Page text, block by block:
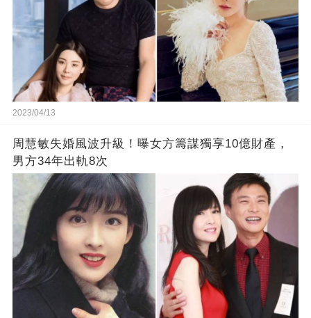
2023/04/13
周慧敏失婚風波升級！曝女方籌謀獨享10億財產，
男方34年出軌8次